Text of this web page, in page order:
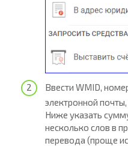
Ввести WMID,
электронной
Ниже указать
несколько слов в
перевода (проще